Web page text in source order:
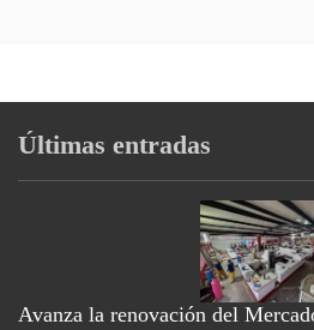
Últimas entradas
Avanza la renovación del